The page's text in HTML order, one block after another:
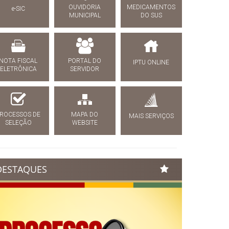
e-SIC
OUVIDORIA
MUNICIPAL
MEDICAMENTOS
DO SUS
FISCAL
ELETRÔNICA
PORTAL DO
SERVIDOR
IPTU ONLINE
DE
SELEÇÃO
MAPA DO
WEBSITE
MAIS SERVIÇOS